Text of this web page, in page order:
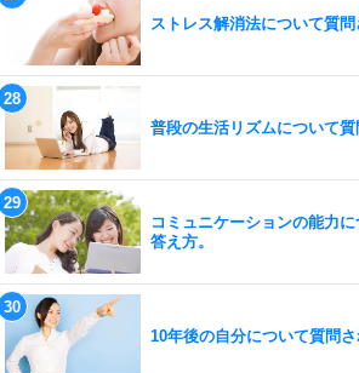
ストレス解消法について質問
普段の生活リズムについて質
コミュニケーションの能力
答え方。
10年後の自分について質問さ